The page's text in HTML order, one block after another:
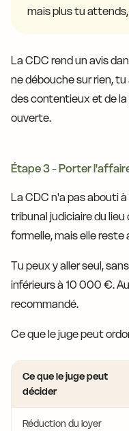
mais plus tu
La CDC rend un avis
ne débouche sur rien,
des contentieux et de
ouverte.
Étape 3 - Porter
La CDC n'a pas abouti
tribunal judiciaire du
formelle, mais elle
Tu peux y aller seul,
inférieurs à 10 000 €.
recommandé.
Ce que le juge peut
Ce que le juge peut
décider
Réduction du loyer